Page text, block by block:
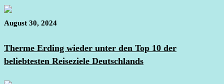
August 30, 2024
Therme Erding wieder unter den Top 10 der
beliebtesten Reiseziele Deutschlands